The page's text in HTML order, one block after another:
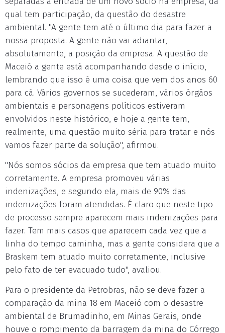
qual tem participação, da questão do desastre
ambiental. "A gente tem até o último dia para fazer a
nossa proposta. A gente não vai adiantar,
absolutamente, a posição da empresa. A questão de
Maceió a gente está acompanhando desde o início,
lembrando que isso é uma coisa que vem dos anos 60
para cá. Vários governos se sucederam, vários órgãos
ambientais e personagens políticos estiveram
envolvidos neste histórico, e hoje a gente tem,
realmente, uma questão muito séria para tratar e nós
vamos fazer parte da solução", afirmou.
"Nós somos sócios da empresa que tem atuado muito
corretamente. A empresa promoveu várias
indenizações, e segundo ela, mais de 90% das
indenizações foram atendidas. É claro que neste tipo
de processo sempre aparecem mais indenizações para
fazer. Tem mais casos que aparecem cada vez que a
linha do tempo caminha, mas a gente considera que a
Braskem tem atuado muito corretamente, inclusive
pelo fato de ter evacuado tudo", avaliou.
Para o presidente da Petrobras, não se deve fazer a
comparação da mina 18 em Maceió com o desastre
ambiental de Brumadinho, em Minas Gerais, onde
houve o rompimento da barragem da mina do Córrego